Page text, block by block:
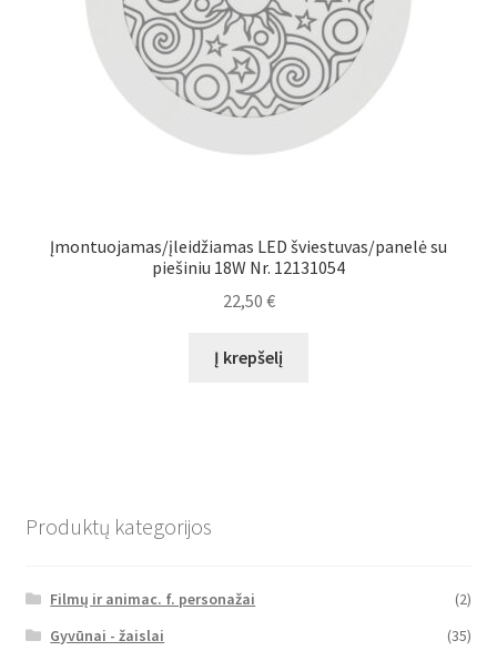
Įmontuojamas/įleidžiamas LED šviestuvas/panelė su
piešiniu 18W Nr. 12131054
22,50 €
Į krepšelį
Produktų kategorijos
Filmų ir animac. f. personažai
(2)
Gyvūnai - žaislai
(35)